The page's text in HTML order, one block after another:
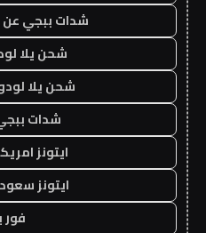
شدات ببجي عن
شحن يلا
شحن يلا
شدات
ايتونز
ايتونز
فور